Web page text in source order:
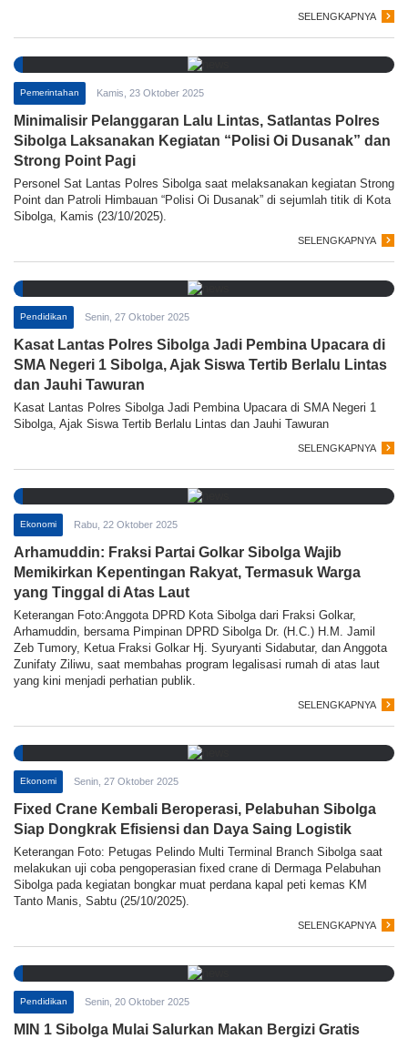
SELENGKAPNYA
Pemerintahan Kamis, 23 Oktober 2025
Minimalisir Pelanggaran Lalu Lintas, Satlantas Polres
Sibolga Laksanakan Kegiatan “Polisi Oi Dusanak” dan
Strong Point Pagi
Personel Sat Lantas Polres Sibolga saat melaksanakan kegiatan Strong
Point dan Patroli Himbauan “Polisi Oi Dusanak” di sejumlah titik di Kota
Sibolga, Kamis (23/10/2025).
SELENGKAPNYA
Pendidikan Senin, 27 Oktober 2025
Kasat Lantas Polres Sibolga Jadi Pembina Upacara di
SMA Negeri 1 Sibolga, Ajak Siswa Tertib Berlalu Lintas
dan Jauhi Tawuran
Kasat Lantas Polres Sibolga Jadi Pembina Upacara di SMA Negeri 1
Sibolga, Ajak Siswa Tertib Berlalu Lintas dan Jauhi Tawuran
SELENGKAPNYA
Ekonomi Rabu, 22 Oktober 2025
Arhamuddin: Fraksi Partai Golkar Sibolga Wajib
Memikirkan Kepentingan Rakyat, Termasuk Warga
yang Tinggal di Atas Laut
Keterangan Foto:Anggota DPRD Kota Sibolga dari Fraksi Golkar,
Arhamuddin, bersama Pimpinan DPRD Sibolga Dr. (H.C.) H.M. Jamil
Zeb Tumory, Ketua Fraksi Golkar Hj. Syuryanti Sidabutar, dan Anggota
Zunifaty Ziliwu, saat membahas program legalisasi rumah di atas laut
yang kini menjadi perhatian publik.
SELENGKAPNYA
Ekonomi Senin, 27 Oktober 2025
Fixed Crane Kembali Beroperasi, Pelabuhan Sibolga
Siap Dongkrak Efisiensi dan Daya Saing Logistik
Keterangan Foto: Petugas Pelindo Multi Terminal Branch Sibolga saat
melakukan uji coba pengoperasian fixed crane di Dermaga Pelabuhan
Sibolga pada kegiatan bongkar muat perdana kapal peti kemas KM
Tanto Manis, Sabtu (25/10/2025).
SELENGKAPNYA
Pendidikan Senin, 20 Oktober 2025
MIN 1 Sibolga Mulai Salurkan Makan Bergizi Gratis